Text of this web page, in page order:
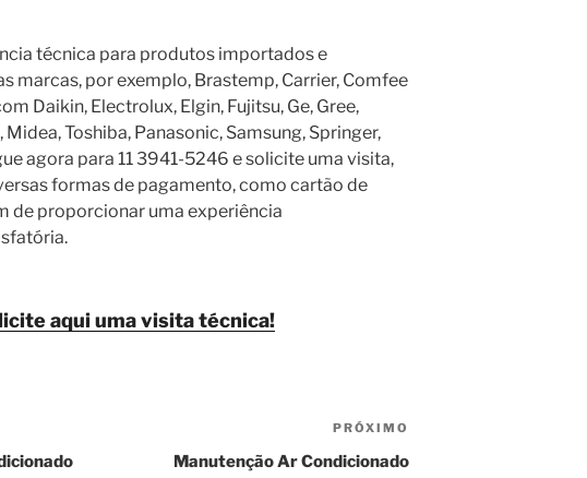
técnica para produtos importados e
marcas, por exemplo, Brastemp, Carrier, Comfee
Daikin, Electrolux, Elgin, Fujitsu, Ge, Gree,
Midea, Toshiba, Panasonic, Samsung, Springer,
agora para 11 3941-5246 e solicite uma visita,
formas de pagamento, como cartão de
de proporcionar uma experiência
aqui uma visita técnica!
post
PRÓXIMO
Manutenção Ar Condicionado